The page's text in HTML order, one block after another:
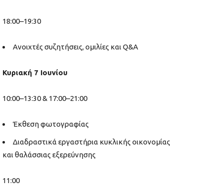
18:00–19:30
Ανοιχτές συζητήσεις, ομιλίες και Q&A
Κυριακή 7 Ιουνίου
10:00–13:30 & 17:00–21:00
Έκθεση φωτογραφίας
Διαδραστικά εργαστήρια κυκλικής οικονομίας
και θαλάσσιας εξερεύνησης
11:00